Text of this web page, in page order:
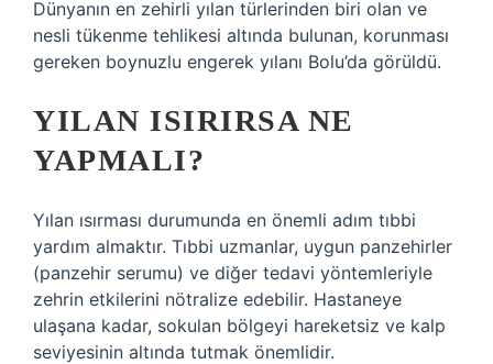
Dünyanın en zehirli yılan türlerinden biri olan ve
nesli tükenme tehlikesi altında bulunan, korunması
gereken boynuzlu engerek yılanı Bolu’da görüldü.
YILAN ISIRIRSA NE
YAPMALI?
Yılan ısırması durumunda en önemli adım tıbbi
yardım almaktır. Tıbbi uzmanlar, uygun panzehirler
(panzehir serumu) ve diğer tedavi yöntemleriyle
zehrin etkilerini nötralize edebilir. Hastaneye
ulaşana kadar, sokulan bölgeyi hareketsiz ve kalp
seviyesinin altında tutmak önemlidir.